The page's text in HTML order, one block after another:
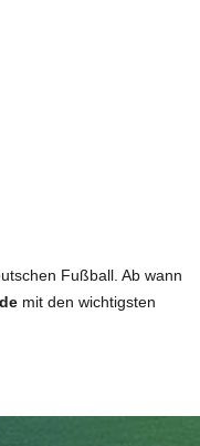
Fußball. Ab wann
mit den wichtigsten